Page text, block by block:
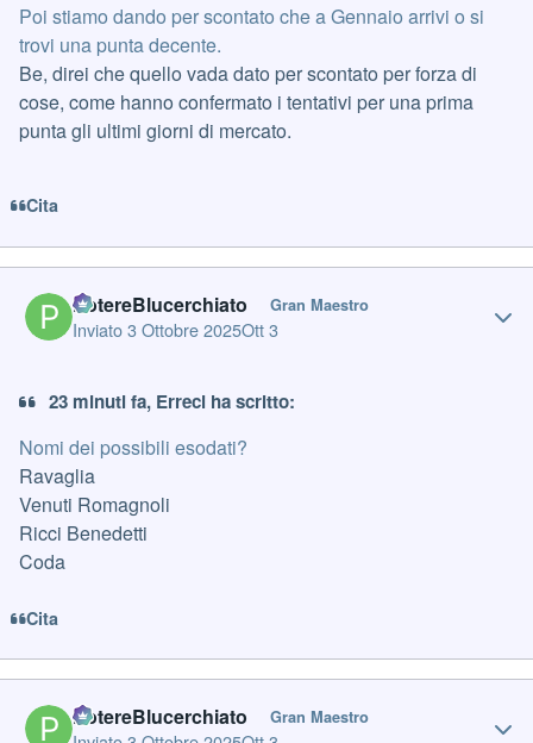
Poi stiamo dando per scontato che a Gennaio arrivi o si
trovi una punta decente.
Be, direi che quello vada dato per scontato per forza di
cose, come hanno confermato i tentativi per una prima
punta gli ultimi giorni di mercato.
Cita
PotereBlucerchiato Gran Maestro
Inviato3 Ottobre 2025Ott 3
23 minuti fa, Erreci ha scritto:
Nomi dei possibili esodati?
Ravaglia
Venuti Romagnoli
Ricci Benedetti
Coda
Cita
PotereBlucerchiato Gran Maestro